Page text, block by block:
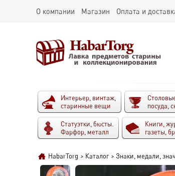
О компании Магазин Оплата и
Интерьер, винтаж,
старинные вещи
посуда,
Статуэтки, бюсты.
Фарфор, металл
Книги,
газеты,
HabarTorg > Каталог > Знаки, медали,